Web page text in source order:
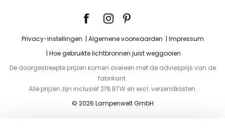
Privacy-instellingen Algemene voorwaarden
Impressum
Hoe gebruikte lichtbronnen juist weggooien
De doorgestreepte prijzen komen overeen met de adviesprijs van de
fabrikant.
Alle prijzen zijn inclusief 21% BTW en excl. verzendkosten.
© 2026 Lampenwelt GmbH